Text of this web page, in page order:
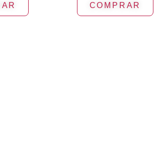
COMPRAR